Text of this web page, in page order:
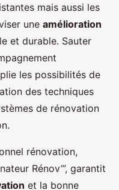
mais aussi les
une amélioration
et durable. Sauter
les possibilités de
des techniques
de rénovation
rénovation,
Rénov’”, garantit
et la bonne